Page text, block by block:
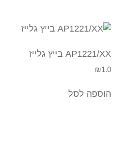
AP1221/XX בייץ גלייז
₪1.0
הוספה לסל